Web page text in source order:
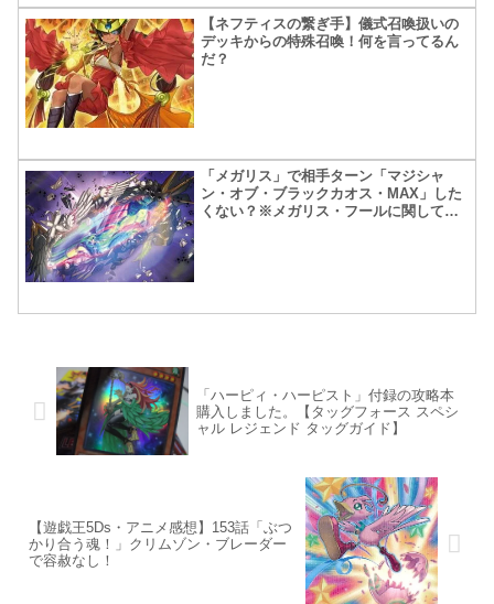
【ネフティスの繋ぎ手】儀式召喚扱いの
デッキからの特殊召喚！何を言ってるん
だ？
「メガリス」で相手ターン「マジシャ
ン・オブ・ブラックカオス・MAX」した
くない？※メガリス・フールに関して大
「ハーピィ・ハーピスト」付録の攻略本
購入しました。【タッグフォース スペシ
ャル レジェンド タッグガイド】
【遊戯王5Ds・アニメ感想】153話「ぶつ
かり合う魂！」クリムゾン・ブレーダー
で容赦なし！